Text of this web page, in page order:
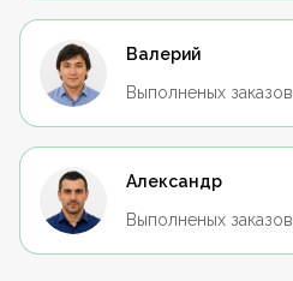
Валерий
Выполненых заказов
Александр
Выполненых заказов